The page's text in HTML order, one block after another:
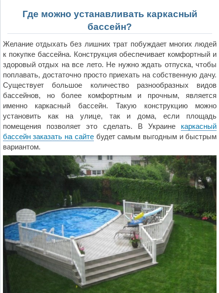
Где можно устанавливать каркасный
бассейн?
Желание отдыхать без лишних трат побуждает многих людей
к покупке бассейна. Конструкция обеспечивает комфортный и
здоровый отдых на все лето. Не нужно ждать отпуска, чтобы
поплавать, достаточно просто приехать на собственную дачу.
Существует большое количество разнообразных видов
бассейнов, но более комфортным и прочным, является
именно каркасный бассейн. Такую конструкцию можно
установить как на улице, так и дома, если площадь
помещения позволяет это сделать. В Украине каркасный
бассейн заказать на сайтебудет самым выгодным и быстрым
вариантом.